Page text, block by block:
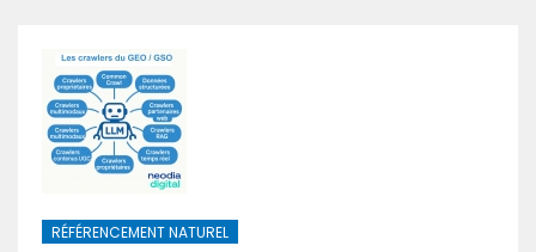
RÉFÉRENCEMENT NATUREL